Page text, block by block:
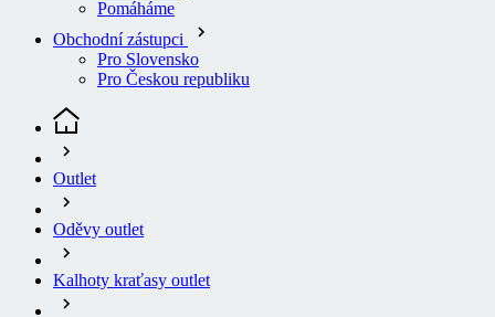
Obchodní zástupci
Pro Slovensko
Pro Českou republiku
Outlet
Oděvy outlet
Kalhoty kraťasy outlet
Kalhoty outlet